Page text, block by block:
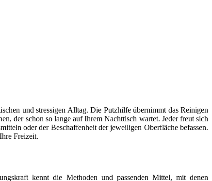
und stressigen Alltag. Die Putzhilfe übernimmt das Reinigen
der schon so lange auf Ihrem Nachttisch wartet. Jeder freut sich
oder der Beschaffenheit der jeweiligen Oberfläche befassen.
Freizeit.
kennt die Methoden und passenden Mittel, mit denen